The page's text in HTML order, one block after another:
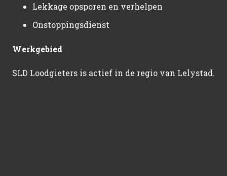
Lekkage opsporen en verhelpen
Onstoppingsdienst
Werkgebied
SLD Loodgieters is actief in de regio van Lelystad.